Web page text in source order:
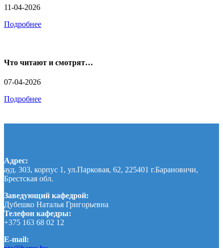
11-04-2026
Подробнее
Что читают и смотрят…
07-04-2026
Подробнее
Адрес:
ауд. 303, корпус 1, ул.Парковая, 62, 225401 г.Барановичи,
Брестская обл.
Заведующий кафедрой:
Дубешко Наталья Григорьевна
Телефон кафедры:
+375 163 68 02 12
E-mail: